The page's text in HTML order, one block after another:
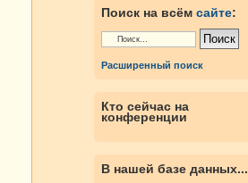
Поиск на всём сайте:
Расширенный поиск
Кто сейчас на
конференции
В нашей базе данных...